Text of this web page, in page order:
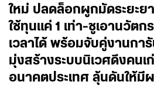
ใหม่ ปลดล็อกผูกมัดระยะย
ใช้ทุนแค่ 1 เท่า-ชูเอานวัต
เวลาได้ พร้อมจับคู่งานการั
มุ่งสร้างระบบนิเวศดึงคนเ
อนาคตประเทศ ลุ้นดันให้มี